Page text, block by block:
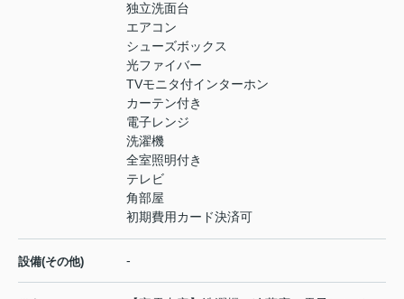
独立洗面台
エアコン
シューズボックス
光ファイバー
TVモニタ付インターホン
カーテン付き
電子レンジ
洗濯機
全室照明付き
テレビ
角部屋
初期費用カード決済可
設備(その他) -